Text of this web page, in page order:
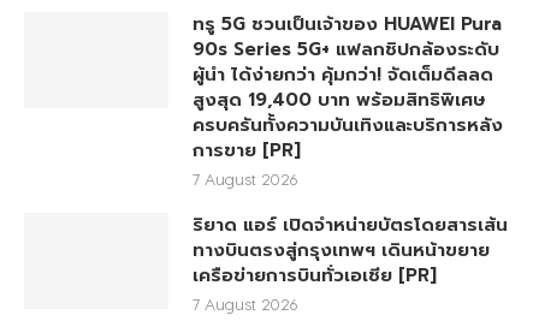
ทรู 5G ชวนเป็นเจ้าของ HUAWEI Pura
90s Series 5G+ แฟลกชิปกล้องระดับ
ผู้นำ ได้ง่ายกว่า คุ้มกว่า! จัดเต็มดีลลด
สูงสุด 19,400 บาท พร้อมสิทธิพิเศษ
ครบครันทั้งความบันเทิงและบริการหลัง
การขาย [PR]
7 August 2026
ริยาด แอร์ เปิดจำหน่ายบัตรโดยสารเส้น
ทางบินตรงสู่กรุงเทพฯ เดินหน้าขยาย
เครือข่ายการบินทั่วเอเชีย [PR]
7 August 2026